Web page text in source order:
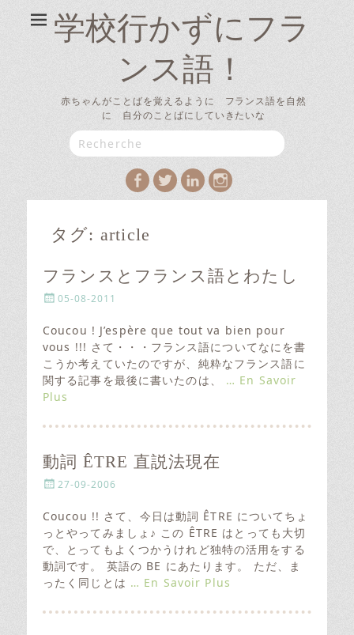
学校行かずにフラ
ンス語！
赤ちゃんがことばを覚えるように フランス語を自然
に 自分のことばにしていきたいな
Search
for:
Facebook
TwitterLinkedIn
Instagram
タグ: article
フランスとフランス語とわたし
P
s
e
d
o
n
05-08-2011
Coucou ! J’espère que tout va bien pour
vous !!! さて・・・フランス語についてなにを書
こうか考えていたのですが、純粋なフランス語に
関する記事を最後に書いたのは、 … En Savoir
Plus
動詞 ÊTRE 直説法現在
P
s
e
d
o
n
27-09-2006
Coucou !! さて、今日は動詞 ÊTRE についてちょ
っとやってみましょ♪ この ÊTRE はとっても大切
で、とってもよくつかうけれど独特の活用をする
動詞です。 英語の BE にあたります。 ただ、ま
ったく同じとは … En Savoir Plus